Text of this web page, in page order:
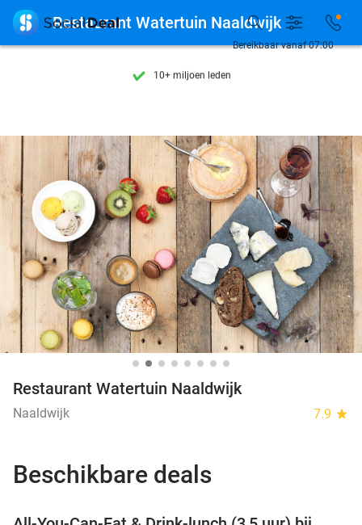
7 dagen per week beschikbaar
10+ miljoen leden
7 dagen per week beschikbaar
10+ miljoen leden
Bereikbaar vanaf 07:00
 Restaurant Watertuin Naaldwijk
Restaurant Watertuin Naaldwijk
Naaldwijk 7.9 star
Beschikbare deals